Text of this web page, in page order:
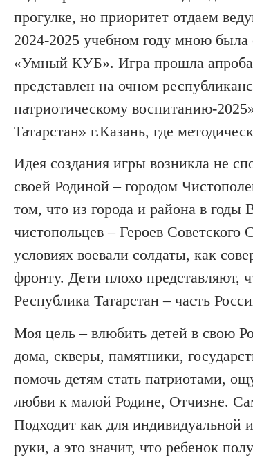
прогулке, но приоритет отдаем
2024-2025 учебном году мною была
«Умный КУБ». Игра прошла
представлен на очном
патриотическому воспитанию-
Татарстан» г.Казань, где
Идея создания игры возникла не
своей Родиной – городом
том, что из города и района в
чистопольцев – Героев
условиях воевали солдаты, как
фронту. Дети плохо представляют,
Республика Татарстан – часть
Моя цель – влюбить детей в свою
дома, скверы, памятники,
помочь детям стать патриотами,
любви к малой Родине, Отчизне.
Подходит как для индивидуальной
руки, а это значит, что ребенок